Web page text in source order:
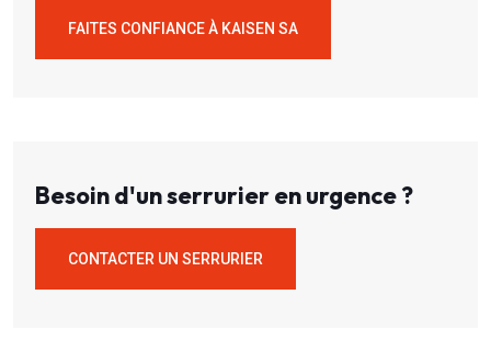
FAITES CONFIANCE À KAISEN SA
Besoin d'un serrurier en urgence ?
CONTACTER UN SERRURIER